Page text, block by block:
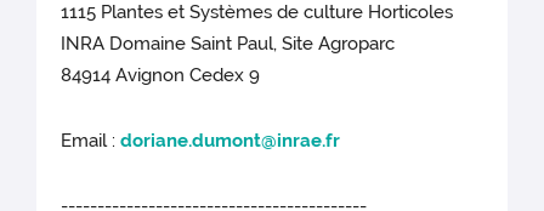
1115 Plantes et Systèmes de culture Horticoles
INRA Domaine Saint Paul, Site Agroparc
84914 Avignon Cedex 9
Email :doriane.dumont@inrae.fr
------------------------------------------